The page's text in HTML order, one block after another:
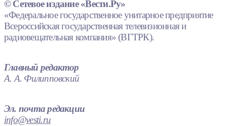
© Сетевое издание «Вести.Ру»
«Федеральное государственное унитарное предприятие
Всероссийская государственная телевизионная и
радиовещательная компания» (ВГТРК).
Главный редактор
А. А. Филипповский
Эл. почта редакции
info@vesti.ru